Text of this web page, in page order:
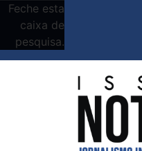
Feche esta
caixa de
pesquisa.